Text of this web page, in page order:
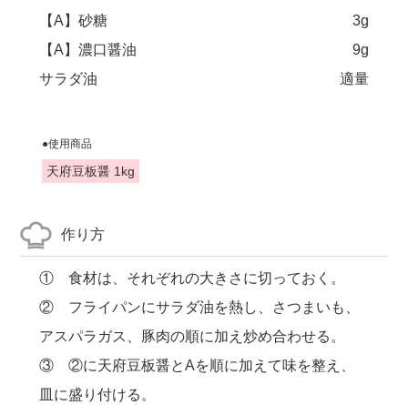
【A】砂糖
3g
【A】濃口醤油
9g
サラダ油
適量
●使用商品
天府豆板醤 1kg
作り方
① 食材は、それぞれの大きさに切っておく。
② フライパンにサラダ油を熱し、さつまいも、
アスパラガス、豚肉の順に加え炒め合わせる。
③ ②に天府豆板醤とAを順に加えて味を整え、
皿に盛り付ける。